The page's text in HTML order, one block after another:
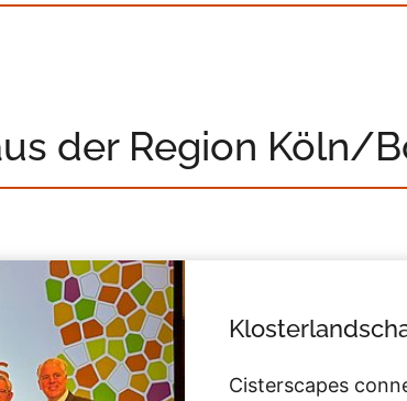
der Region Köln/
Cisterscapes